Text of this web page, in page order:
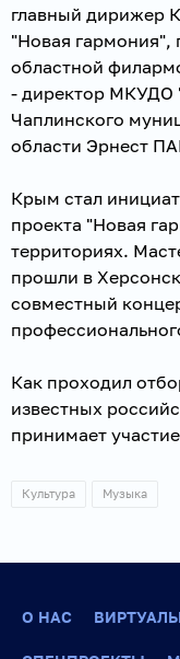
главный дирижер
"Новая гармония",
областной
- директор МКУДО
Чаплинского
области Эрнест
Крым стал
проекта "Новая
территориях.
прошли в
совместный
Как проходил
известных
принимает
Культура Музыка
О НАС